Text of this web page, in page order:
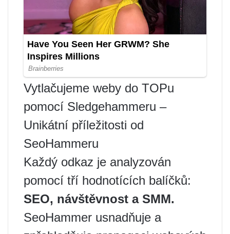
Vytlačujeme weby do TOPu
pomocí Sledgehammeru –
Unikátní příležitosti od
SeoHammeru
Každý odkaz je analyzován
pomocí tří hodnotících balíčků:
SEO, návštěvnost a SMM.
SeoHammer usnadňuje a